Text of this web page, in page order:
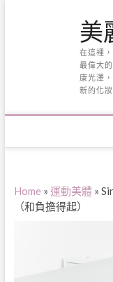
美
在這裡
最偉大
康光澤
新的化
Home » 運動美體 »
（和負擔得起）